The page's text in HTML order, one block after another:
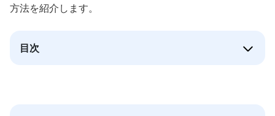
方法を紹介します。
目次